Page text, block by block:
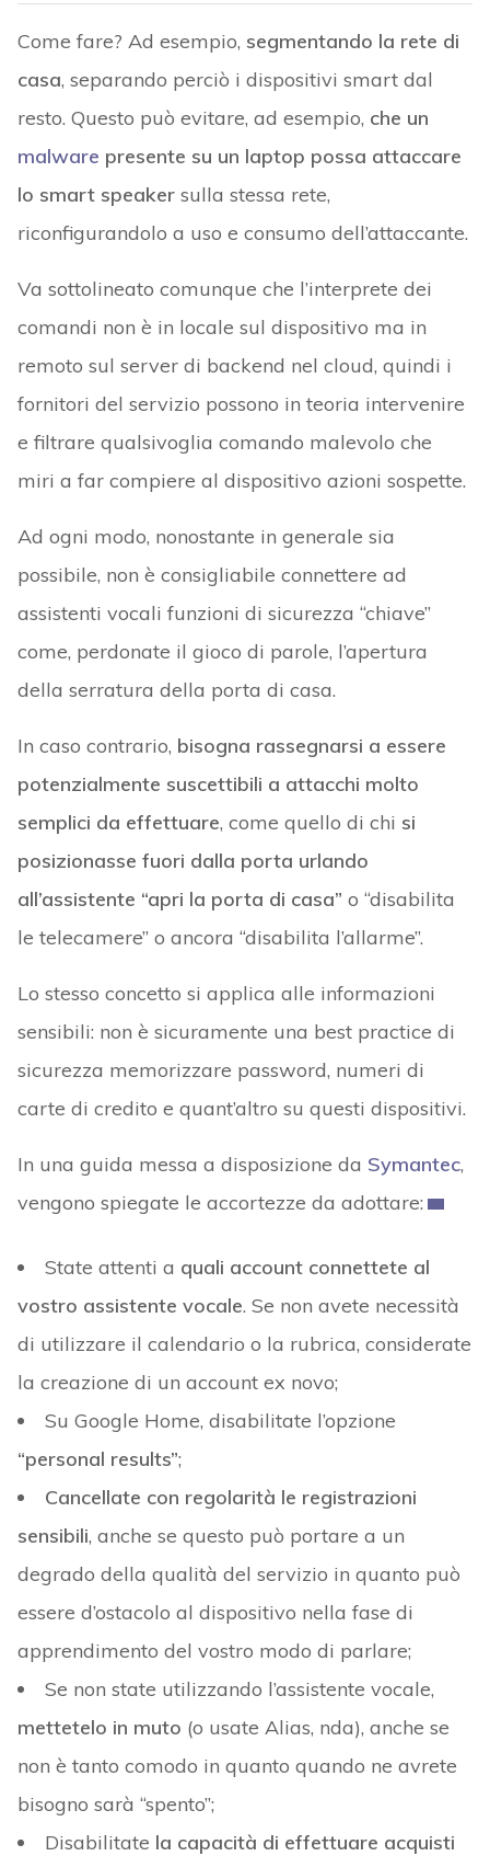
Come fare? Ad esempio, segmentando la rete di
casa, separando perciò i dispositivi smart dal
resto. Questo può evitare, ad esempio, che un
malware presente su un laptop possa attaccare
lo smart speakersulla stessa rete,
riconfigurandolo a uso e consumo dell’attaccante.
Va sottolineato comunque che l’interprete dei
comandi non è in locale sul dispositivo ma in
remoto sul server di backend nel cloud, quindi i
fornitori del servizio possono in teoria intervenire
e filtrare qualsivoglia comando malevolo che
miri a far compiere al dispositivo azioni sospette.
Ad ogni modo, nonostante in generale sia
possibile, non è consigliabile connettere ad
assistenti vocali funzioni di sicurezza “chiave”
come, perdonate il gioco di parole, l’apertura
della serratura della porta di casa.
In caso contrario, bisogna rassegnarsi a essere
potenzialmente suscettibili a attacchi molto
semplici da effettuare, come quello di chi si
posizionasse fuori dalla porta urlando
all’assistente “apri la porta di casa” o “disabilita
le telecamere” o ancora “disabilita l’allarme”.
Lo stesso concetto si applica alle informazioni
sensibili: non è sicuramente una best practice di
sicurezza memorizzare password, numeri di
carte di credito e quant’altro su questi dispositivi.
In una guida messa a disposizione da Symantec,
vengono spiegate le accortezze da adottare:
State attenti a quali account connettete al
vostro assistente vocale. Se non avete necessità
di utilizzare il calendario o la rubrica, considerate
la creazione di un account ex novo;
Su Google Home, disabilitate l’opzione
“personal results”;
Cancellate con regolarità le registrazioni
sensibili, anche se questo può portare a un
degrado della qualità del servizio in quanto può
essere d’ostacolo al dispositivo nella fase di
apprendimento del vostro modo di parlare;
Se non state utilizzando l’assistente vocale,
mettetelo in muto (o usate Alias, nda), anche se
non è tanto comodo in quanto quando ne avrete
bisogno sarà “spento”;
Disabilitate la capacità di effettuare acquisti